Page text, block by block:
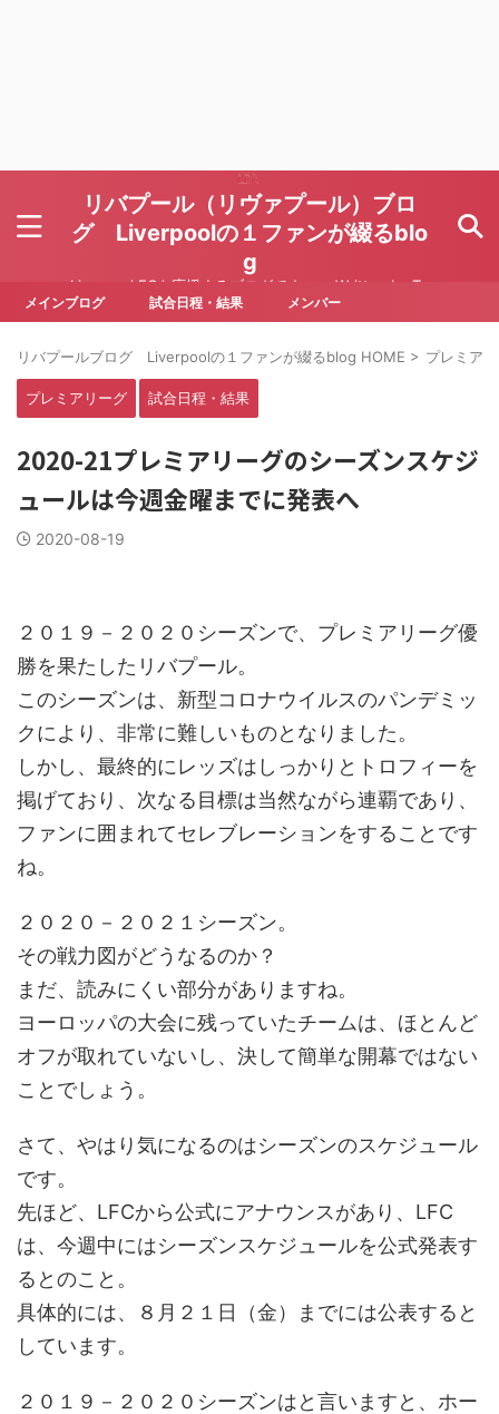
リバプール（リヴァプール）ブロ
グ Liverpoolの１ファンが綴るblo
g
Liverpool FCを応援するブログです Written by To
ru Yoda
メインブログ 試合日程・結果 メンバー
リバプールブログ Liverpoolの１ファンが綴るblog HOME > プレミア
プレミアリーグ 試合日程・結果
2020-21プレミアリーグのシーズンスケジ
ュールは今週金曜までに発表へ
2020-08-19
２０１９－２０２０シーズンで、プレミアリーグ優
勝を果たしたリバプール。
このシーズンは、新型コロナウイルスのパンデミッ
クにより、非常に難しいものとなりました。
しかし、最終的にレッズはしっかりとトロフィーを
掲げており、次なる目標は当然ながら連覇であり、
ファンに囲まれてセレブレーションをすることです
ね。
２０２０－２０２１シーズン。
その戦力図がどうなるのか？
まだ、読みにくい部分がありますね。
ヨーロッパの大会に残っていたチームは、ほとんど
オフが取れていないし、決して簡単な開幕ではない
ことでしょう。
さて、やはり気になるのはシーズンのスケジュール
です。
先ほど、LFCから公式にアナウンスがあり、LFC
は、今週中にはシーズンスケジュールを公式発表す
るとのこと。
具体的には、８月２１日（金）までには公表すると
しています。
２０１９－２０２０シーズンはと言いますと、ホー